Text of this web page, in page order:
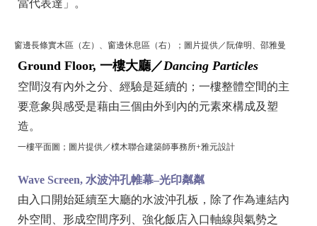
當代表達」。
窗邊長條實木區（左）、窗邊休息區（右）；圖片提供／阮偉明、邵雅曼
Ground Floor, 一樓大廳／Dancing Particles
空間沒有內外之分、經驗是延續的；一樓整體空間的主
要意象與感受是藉由三個由外到內的元素來構成及塑
造。
一樓平面圖；圖片提供／樸木聯合建築師事務所+雅元設計
Wave Screen, 水波沖孔帷幕–光印粼粼
由入口開始延續至大廳的水波沖孔板，除了作為連結內
外空間、形成空間序列、強化飯店入口軸線與氣勢之